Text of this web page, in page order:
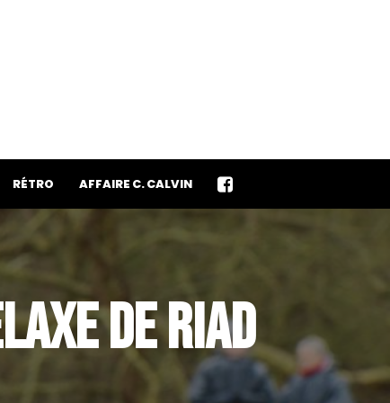
RÉTRO AFFAIRE C. CALVIN
DE RIAD